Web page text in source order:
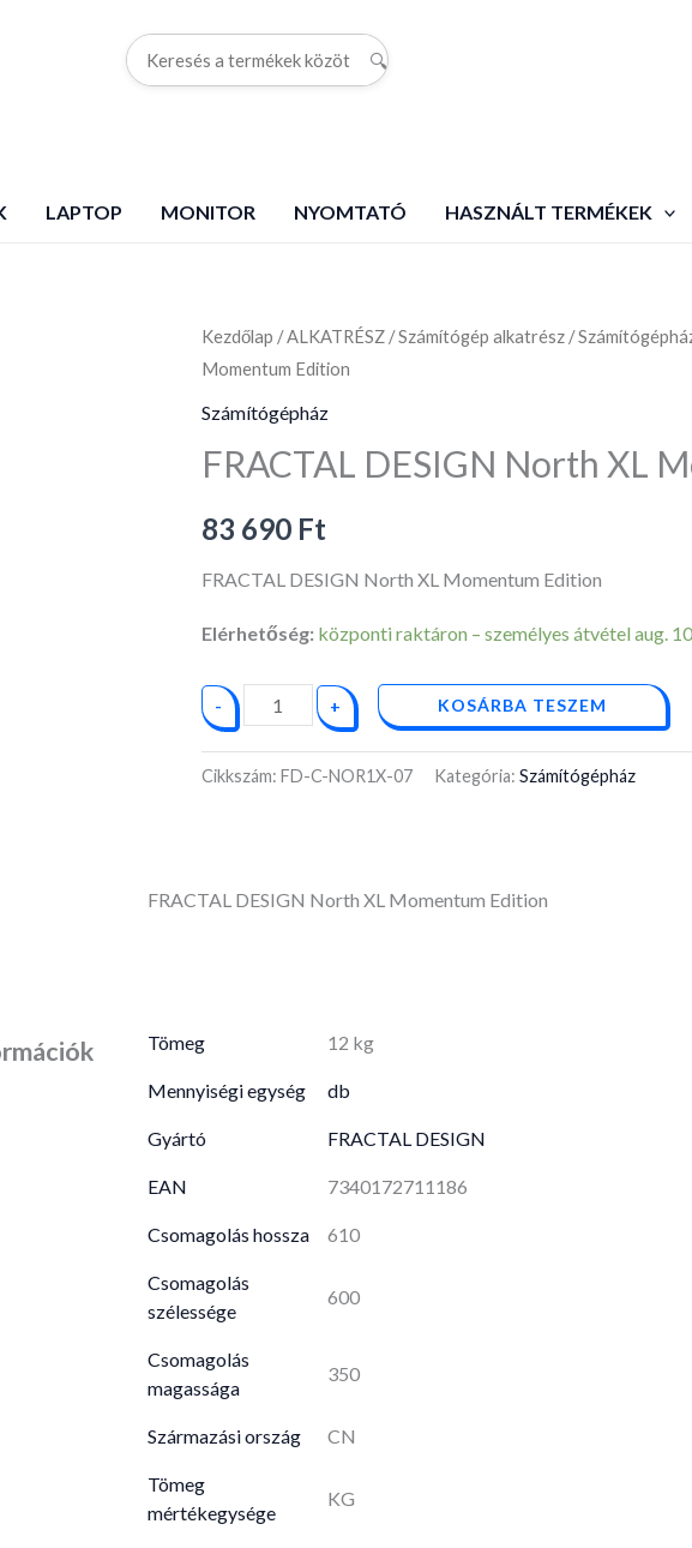
🔍
LAPTOP MONITOR NYOMTATÓ HASZNÁLT TERMÉKEK
Kezdőlap /ALKATRÉSZ/Számítógép alkatrész/
Momentum Edition
Számítógépház
FRACTAL DESIGN North XL
83 690 Ft
FRACTAL DESIGN North XL Momentum Edition
Elérhetőség: központi raktáron – személyes átvétel aug.
-
FRACTAL
DESIGN
North
Momentum
mennyiség
+ KOSÁRBA TESZEM
Cikkszám: FD-C-NOR1X-07 Kategória: Számítógépház
FRACTAL DESIGN North XL Momentum Edition
Tömeg 12 kg
Mennyiségi egység db
Gyártó FRACTAL DESIGN
EAN 7340172711186
Csomagolás hossza 610
Csomagolás
szélessége
600
Csomagolás
magassága
350
Származási ország CN
Tömeg
mértékegysége
KG